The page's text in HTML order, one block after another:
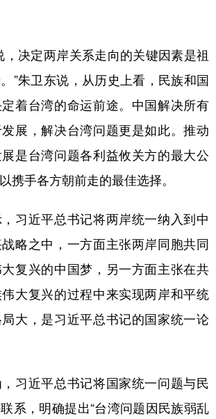
决定两岸关系走向的关键因素是祖
”朱卫东说，从历史上看，民族和国
着台湾的命运前途。中国解决所有
展，解决台湾问题更是如此。推动
是台湾问题各利益攸关方的最大公
携手各方朝前走的最佳选择。
近平总书记将两岸统一纳入到中
略之中，一方面主张两岸同胞共同
复兴的中国梦，另一方面主张在共
大复兴的过程中来实现两岸和平统
大，是习近平总书记的国家统一论
近平总书记将国家统一问题与民
系，明确提出“台湾问题因民族弱乱